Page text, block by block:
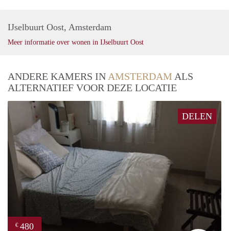
IJselbuurt Oost, Amsterdam
Meer informatie over wonen in IJselbuurt Oost
ANDERE KAMERS IN AMSTERDAM ALS
ALTERNATIEF VOOR DEZE LOCATIE
DELEN
€ 480